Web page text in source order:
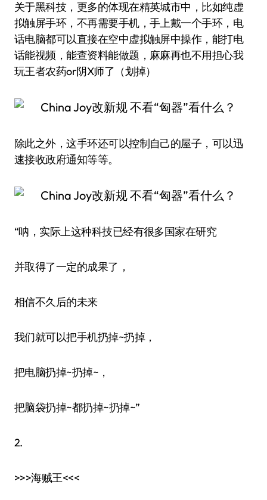
关于黑科技，更多的体现在精英城市中，比如纯虚
拟触屏手环，不再需要手机，手上戴一个手环，电
话电脑都可以直接在空中虚拟触屏中操作，能打电
话能视频，能查资料能做题，麻麻再也不用担心我
玩王者农药or阴X师了（划掉）
除此之外，这手环还可以控制自己的屋子，可以迅
速接收政府通知等等。
“呐，实际上这种科技已经有很多国家在研究
并取得了一定的成果了，
相信不久后的未来
我们就可以把手机扔掉~扔掉，
把电脑扔掉~扔掉~，
把脑袋扔掉~都扔掉~扔掉~”
2.
>>>海贼王<<<